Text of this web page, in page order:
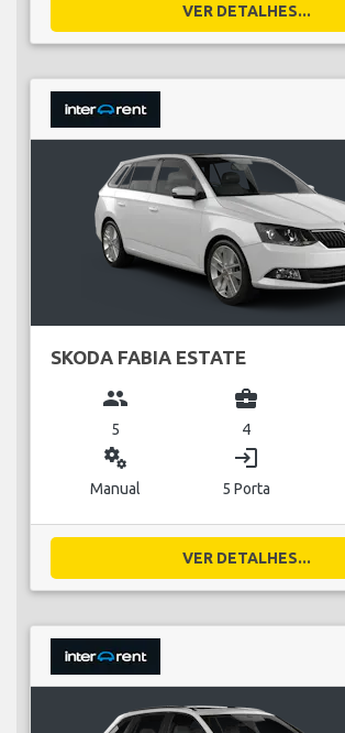
VER DETALHES...
SKODA FABIA ESTATE
group
5
business_center
4
miscellaneous_services
Manual
login
5 Porta
VER DETALHES...